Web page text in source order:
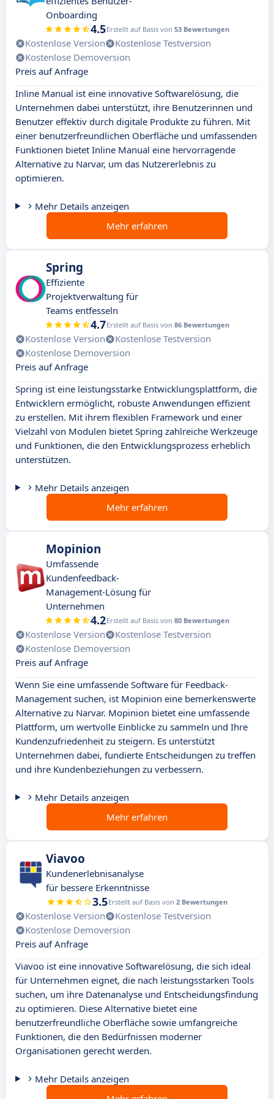
Onboarding
4.5Erstellt auf Basis von 53 Bewertungen
Kostenlose Version
Kostenlose Testversion
Kostenlose Demoversion
Preis auf Anfrage
Inline Manual ist eine innovative Softwarelösung, die
Unternehmen dabei unterstützt, ihre Benutzerinnen und
Benutzer effektiv durch digitale Produkte zu führen. Mit
einer benutzerfreundlichen Oberfläche und umfassenden
Funktionen bietet Inline Manual eine hervorragende
Alternative zu Narvar, um das Nutzererlebnis zu
optimieren.
Mehr Details anzeigen
Mehr erfahren
Spring
Effiziente
Projektverwaltung für
Teams entfesseln
4.7Erstellt auf Basis von 86 Bewertungen
Kostenlose Version
Kostenlose Testversion
Kostenlose Demoversion
Preis auf Anfrage
Spring ist eine leistungsstarke Entwicklungsplattform, die
Entwicklern ermöglicht, robuste Anwendungen effizient
zu erstellen. Mit ihrem flexiblen Framework und einer
Vielzahl von Modulen bietet Spring zahlreiche Werkzeuge
und Funktionen, die den Entwicklungsprozess erheblich
unterstützen.
Mehr Details anzeigen
Mehr erfahren
Mopinion
Umfassende
Kundenfeedback-
Management-Lösung für
Unternehmen
4.2Erstellt auf Basis von 80 Bewertungen
Kostenlose Version
Kostenlose Testversion
Kostenlose Demoversion
Preis auf Anfrage
Wenn Sie eine umfassende Software für Feedback-
Management suchen, ist Mopinion eine bemerkenswerte
Alternative zu Narvar. Mopinion bietet eine umfassende
Plattform, um wertvolle Einblicke zu sammeln und Ihre
Kundenzufriedenheit zu steigern. Es unterstützt
Unternehmen dabei, fundierte Entscheidungen zu treffen
und ihre Kundenbeziehungen zu verbessern.
Mehr Details anzeigen
Mehr erfahren
Viavoo
Kundenerlebnisanalyse
für bessere Erkenntnisse
3.5Erstellt auf Basis von 2 Bewertungen
Kostenlose Version
Kostenlose Testversion
Kostenlose Demoversion
Preis auf Anfrage
Viavoo ist eine innovative Softwarelösung, die sich ideal
für Unternehmen eignet, die nach leistungsstarken Tools
suchen, um ihre Datenanalyse und Entscheidungsfindung
zu optimieren. Diese Alternative bietet eine
benutzerfreundliche Oberfläche sowie umfangreiche
Funktionen, die den Bedürfnissen moderner
Organisationen gerecht werden.
Mehr Details anzeigen